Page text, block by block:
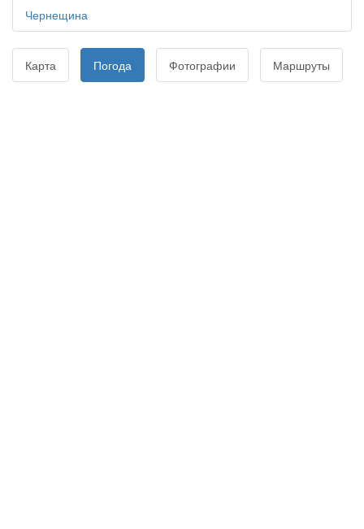
Чернещина
Карта Погода Фотографии Маршруты